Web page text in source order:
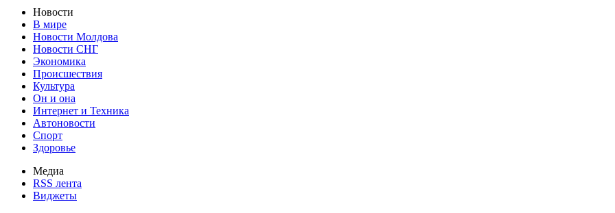
Новости
В мире
Новости Молдова
Новости СНГ
Экономика
Происшествия
Культура
Он и она
Интернет и Техника
Автоновости
Спорт
Здоровье
Медиа
RSS лента
Виджеты